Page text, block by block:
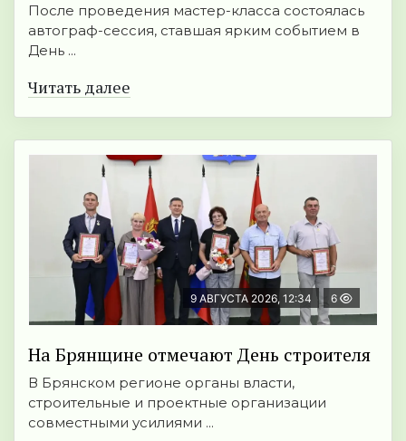
После проведения мастер-класса состоялась
автограф-сессия, ставшая ярким событием в
День ...
Читать далее
9 АВГУСТА 2026, 12:34 6
На Брянщине отмечают День строителя
В Брянском регионе органы власти,
строительные и проектные организации
совместными усилиями ...